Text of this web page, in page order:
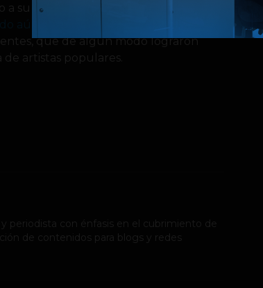
su postura, pero esto sólo ha
, donde revela a
que de algún modo lograron
artistas populares.
periodista con énfasis en el cubrimiento de
de contenidos para blogs y redes